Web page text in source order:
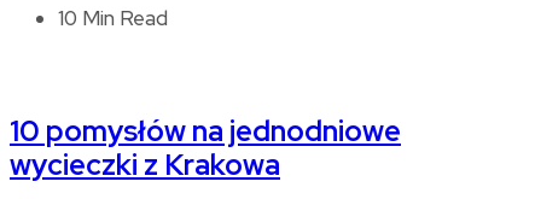
10 Min Read
10 pomysłów na jednodniowe
wycieczki z Krakowa